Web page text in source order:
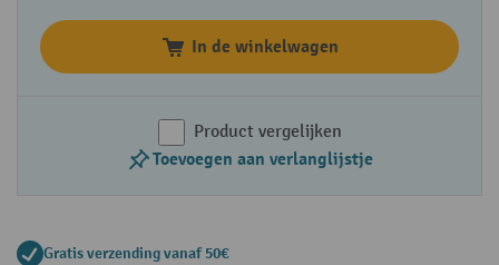
In de winkelwagen
Product vergelijken
Toevoegen aan verlanglijstje
Gratis verzending vanaf 50€